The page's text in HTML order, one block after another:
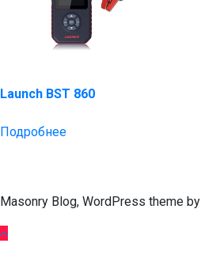
Launch BST 860
Подробнее
Masonry Blog, WordPress theme by